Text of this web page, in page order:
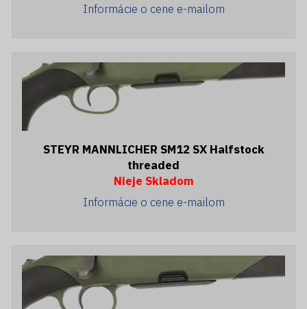
Informácie o cene e-mailom
STEYR MANNLICHER SM12 SX Halfstock
threaded
Nieje Skladom
Informácie o cene e-mailom